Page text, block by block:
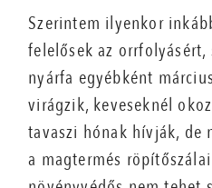
Szerintem ilyenkor
felelősek az orrfolyásért,
nyárfa egyébként
virágzik, keveseknél
tavaszi hónak hívják, de
a magtermés